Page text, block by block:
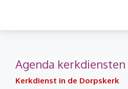
Agenda kerkdiensten
Kerkdienst in de Dorpskerk